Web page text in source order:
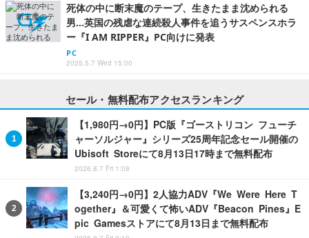
死体の中に断末魔のテープ、生きたまま沈められる
男…英国の残虐な連続殺人事件を追うサスペンスホラ
ー『I AM RIPPER』PC向けに発表
PC
2025.5.7 Wed 15:00
セール・無料配布アクセスランキング
【1,980円→0円】PC版『ゴーストリコン フューチ
ャーソルジャー』シリーズ25周年記念セール開催の
Ubisoft Storeにて8月13日17時まで無料配布
2026.8.7 Fri 1:08
【3,240円→0円】2人協力ADV『We Were Here T
ogether』＆可愛くて怖いADV『Beacon Pines』E
pic Gamesストアにて8月13日まで無料配布